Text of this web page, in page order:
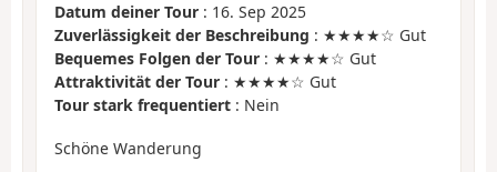
Datum deiner Tour : 16. Sep 2025
Zuverlässigkeit der Beschreibung : ★★★★☆ Gut
Bequemes Folgen der Tour : ★★★★☆ Gut
Attraktivität der Tour : ★★★★☆ Gut
Tour stark frequentiert : Nein
Schöne Wanderung